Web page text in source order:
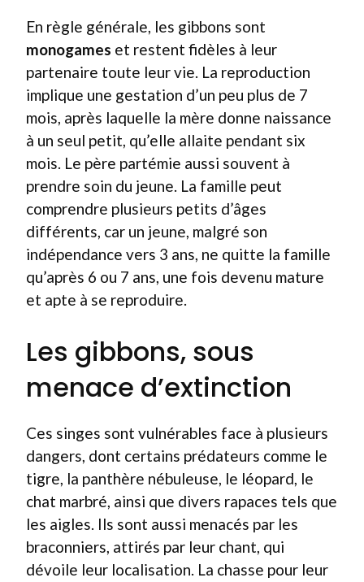
En règle générale, les gibbons sont
monogames et restent fidèles à leur
partenaire toute leur vie. La reproduction
implique une gestation d’un peu plus de 7
mois, après laquelle la mère donne naissance
à un seul petit, qu’elle allaite pendant six
mois. Le père partémie aussi souvent à
prendre soin du jeune. La famille peut
comprendre plusieurs petits d’âges
différents, car un jeune, malgré son
indépendance vers 3 ans, ne quitte la famille
qu’après 6 ou 7 ans, une fois devenu mature
et apte à se reproduire.
Les gibbons, sous
menace d’extinction
Ces singes sont vulnérables face à plusieurs
dangers, dont certains prédateurs comme le
tigre, la panthère nébuleuse, le léopard, le
chat marbré, ainsi que divers rapaces tels que
les aigles. Ils sont aussi menacés par les
braconniers, attirés par leur chant, qui
dévoile leur localisation. La chasse pour leur